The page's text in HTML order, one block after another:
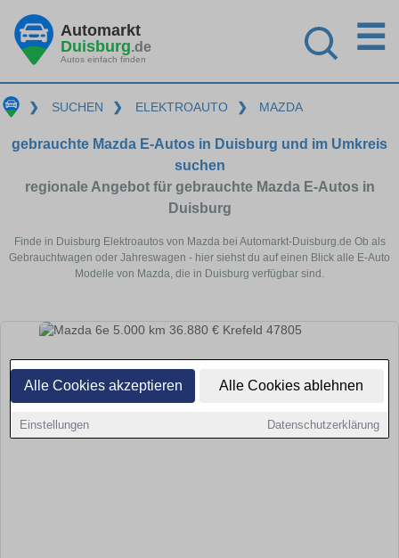
Alle Cookies akzeptieren Alle Cookies ablehnen
Einstellungen Datenschutzerklärung
Automarkt
Duisburg.de
Autos einfach finden
☰
❯ SUCHEN ❯ ELEKTROAUTO ❯ MAZDA
gebrauchte Mazda E-Autos in Duisburg und im Umkreis
suchen
regionale Angebot für gebrauchte Mazda E-Autos in
Duisburg
Finde in Duisburg Elektroautos von Mazda bei Automarkt-Duisburg.de Ob als
Gebrauchtwagen oder Jahreswagen - hier siehst du auf einen Blick alle E-Auto
Modelle von Mazda, die in Duisburg verfügbar sind.